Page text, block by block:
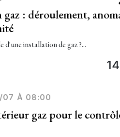
: déroulement,
installation de gaz ?...
07 À 08:00
gaz pour le